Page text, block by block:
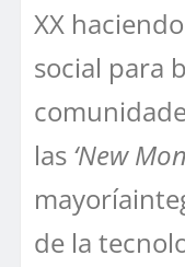
XX
social para
las ‘New
de la